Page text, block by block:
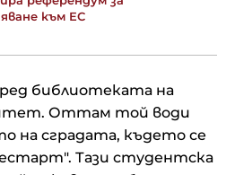
към ЕС
библиотеката на
Оттам той води
на сградата, където се
Тази студентска